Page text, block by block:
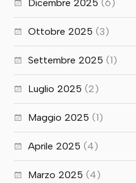
Dicembre 2025 (6)
Ottobre 2025 (3)
Settembre 2025 (1)
Luglio 2025 (2)
Maggio 2025 (1)
Aprile 2025 (4)
Marzo 2025 (4)